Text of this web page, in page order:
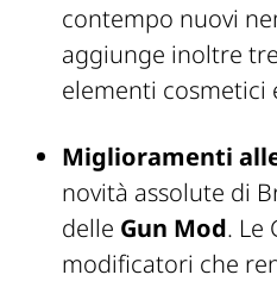
contempo nuovi
aggiunge inoltre
elementi cosmetici
Miglioramenti
novità assolute di
delle Gun Mod. Le
modificatori che